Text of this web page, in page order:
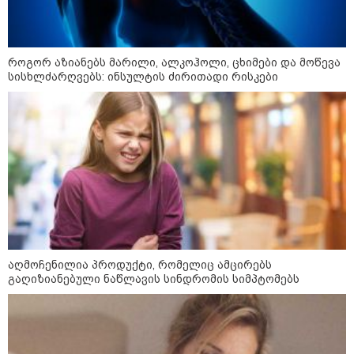
პირველად ვისთვის მეთქვა, ვის
უნდა ჩავექოლე“
"ძალიან მძიმეა ჩემთვის ის, რაც
ახლა გითხარით“
"ეს უზნეო გზა
ხელისუფლებისთვის ცუდად
მთავრდება ხოლმე“
როგორ აზიანებს მარილი, ალკოჰოლი, ცხიმები და მოწევა
სისხლძარღვებს: ინსულტის ძირითადი რისკები
აღმოჩენილია პროდუქტი, რომელიც ამცირებს
გაღიზიანებული ნაწლავის სინდრომის სიმპტომებს